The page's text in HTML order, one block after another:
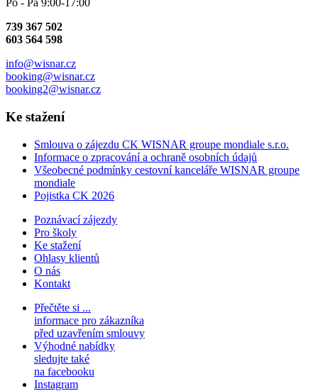
Po - Pá 9:00-17:00
739 367 502
603 564 598
info@wisnar.cz
booking@wisnar.cz
booking2@wisnar.cz
Ke stažení
Smlouva o zájezdu CK WISNAR groupe mondiale s.r.o.
Informace o zpracování a ochraně osobních údajů
Všeobecné podmínky cestovní kanceláře WISNAR groupe
mondiale
Pojistka CK 2026
Poznávací zájezdy
Pro školy
Ke stažení
Ohlasy klientů
O nás
Kontakt
Přečtěte si ...
informace pro zákazníka
před uzavřením smlouvy
Výhodné nabídky
sledujte také
na facebooku
Instagram